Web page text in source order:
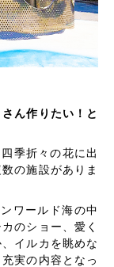
ん作りたい！と
季折々の花に出
の施設がありま
ワールド海の中
のショー、愛く
イルカを眺めな
実の内容となっ